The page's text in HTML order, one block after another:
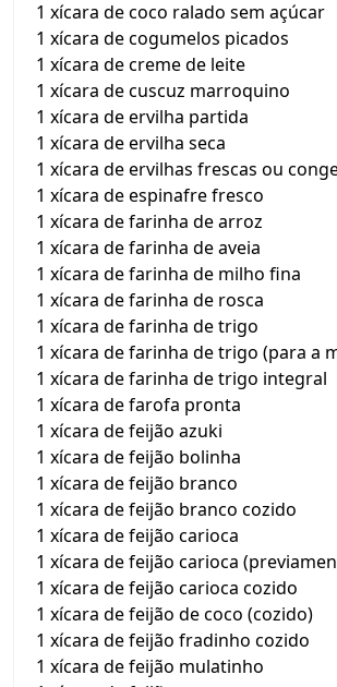
1 xícara de coco ralado sem açúcar
1 xícara de cogumelos picados
1 xícara de creme de leite
1 xícara de cuscuz marroquino
1 xícara de ervilha partida
1 xícara de ervilha seca
1 xícara de ervilhas frescas ou
1 xícara de espinafre fresco
1 xícara de farinha de arroz
1 xícara de farinha de aveia
1 xícara de farinha de milho fina
1 xícara de farinha de rosca
1 xícara de farinha de trigo
1 xícara de farinha de trigo (para a
1 xícara de farinha de trigo integral
1 xícara de farofa pronta
1 xícara de feijão azuki
1 xícara de feijão bolinha
1 xícara de feijão branco
1 xícara de feijão branco cozido
1 xícara de feijão carioca
1 xícara de feijão carioca
1 xícara de feijão carioca cozido
1 xícara de feijão de coco (cozido)
1 xícara de feijão fradinho cozido
1 xícara de feijão mulatinho